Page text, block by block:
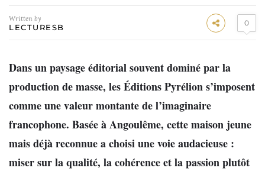
Written by
LECTURESB 0
Dans un paysage éditorial souvent dominé par la
production de masse, les Éditions Pyrélion s’imposent
comme une valeur montante de l’imaginaire
francophone. Basée à Angoulême, cette maison jeune
mais déjà reconnue a choisi une voie audacieuse :
miser sur la qualité, la cohérence et la passion plutôt